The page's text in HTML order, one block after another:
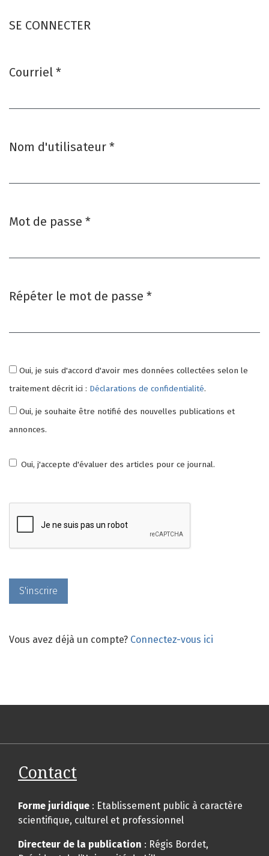
SE CONNECTER
Courriel *
Nom d'utilisateur *
Mot de passe *
Répéter le mot de passe *
traitement décrit ici : Déclarations de confidentialité.
annonces.
Oui, j'accepte d'évaluer des articles pour ce journal.
S'inscrire
Vous avez déjà un compte? Connectez-vous ici
Contact
Forme juridique : Etablissement public à caractère
scientifique, culturel et professionnel
Directeur de la publication : Régis Bordet,